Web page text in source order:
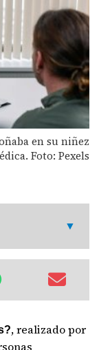
en su niñez
Foto: Pexels
, realizado por